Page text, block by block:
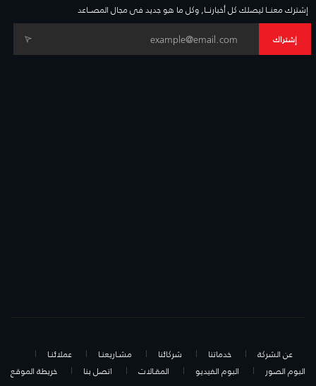
إشترك معنــا ليصلك كل أخبارنــا, وكل ما هو جديد فى مجال المصــاعد
عن الشركة خدماتنا شركائنا مشـاريعنـا
عملائنـا
البوم الصور
البوم الفيديو المقـالات اتصل بنا خريطة الموقع